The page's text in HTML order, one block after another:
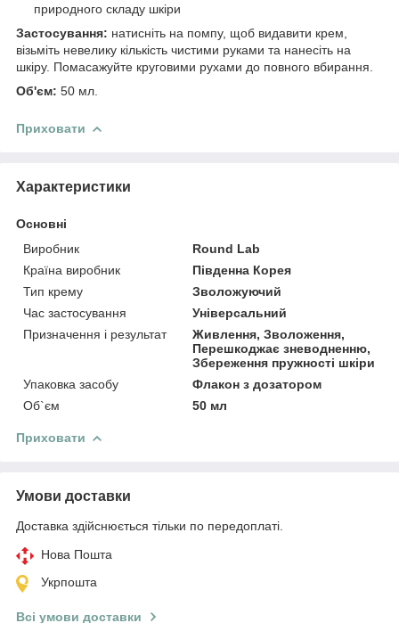
природного складу шкіри
Застосування: натисніть на помпу, щоб видавити крем,
візьміть невелику кількість чистими руками та нанесіть на
шкіру. Помасажуйте круговими рухами до повного вбирання.
Об'єм: 50 мл.
Приховати
Характеристики
Основні
Виробник
Round Lab
Країна виробник
Південна Корея
Тип крему
Зволожуючий
Час застосування
Універсальний
Призначення і результат
Живлення, Зволоження,
Перешкоджає зневодненню,
Збереження пружності шкіри
Упаковка засобу
Флакон з дозатором
Об`єм
50 мл
Приховати
Умови доставки
Доставка здійснюється тільки по передоплаті.
Нова Пошта
Укрпошта
Всі умови доставки